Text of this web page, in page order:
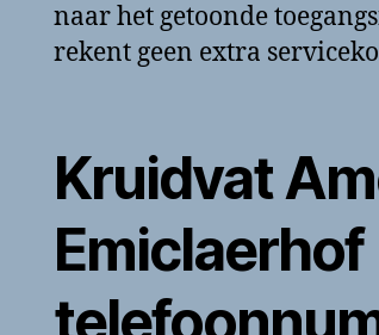
naar het getoonde
rekent geen extra
Kruidvat
Emiclaerhof